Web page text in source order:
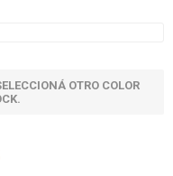
OTRO COLOR